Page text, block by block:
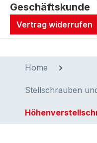
Geschäftskunde
Vertrag widerrufen
Home
Stellschrauben